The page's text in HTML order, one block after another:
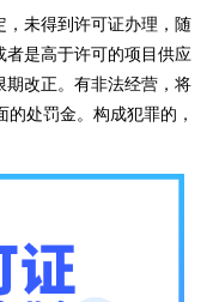
未得到许可证办理，随
是高于许可的项目供应
期改正。有非法经营，将
处罚金。构成犯罪的，